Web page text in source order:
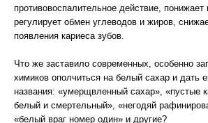
противовоспалительное действие, понижает
регулирует обмен углеводов и жиров,
появления кариеса зубов.
Что же заставило современных, особенно
химиков ополчиться на белый сахар и дать
названия: «умерщвленный сахар», «пустые
белый и смертельный», «негодяй
«белый враг номер один» и другие?